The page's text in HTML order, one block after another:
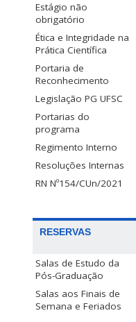
Estágio não
obrigatório
Ética e Integridade na
Prática Científica
Portaria de
Reconhecimento
Legislação PG UFSC
Portarias do
programa
Regimento Interno
Resoluções Internas
RN Nº154/CUn/2021
RESERVAS
Salas de Estudo da
Pós-Graduação
Salas aos Finais de
Semana e Feriados